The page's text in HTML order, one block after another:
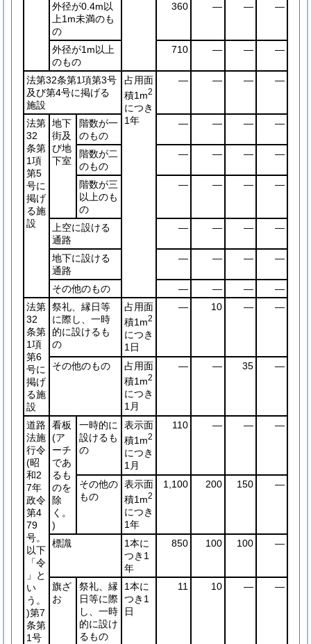
外径が0.4m以
上1m未満のも
の
360 ― ― ―
外径が1m以上
のもの
710 ― ― ―
法第32条第1項第3号
及び第4号に掲げる
施設
占用面
積1m2
につき
1年
― ― ― ―
法第
32
条第
1項
第5
号に
掲げ
る施
設
地下
街及
び地
下室
階数が一
のもの
― ― ― ―
階数が二
のもの
― ― ― ―
階数が三
以上のも
の
― ― ― ―
上空に設ける
通路
― ― ― ―
地下に設ける
通路
― ― ― ―
その他のもの ― ― ―
―
法第
32
条第
1項
第6
号に
掲げ
る施
設
祭礼、縁日等
に際し、一時
的に設けるも
の
占用面
積1m2
につき
1日
― 10 ― ―
その他のもの
占用面
積1m2
につき
1月
― ― 35 ―
道路
法施
行令
(昭
和2
7年
政令
第4
79
号。
以下
「令
」と
い
う。
)第7
条第
1号
看板
(ア
ーチ
であ
るも
のを
除
く。
)
一時的に
設けるも
の
表示面
積1m2
につき
1月
110 ― ― ―
その他の
もの
表示面
積1m2
につき
1年
1,100 200 150 ―
標識
1本に
つき1
年
850 100 100 ―
旗ざ
お
祭礼、縁
日等に際
し、一時
的に設け
るもの
1本に
つき1
日
11 10 ― ―